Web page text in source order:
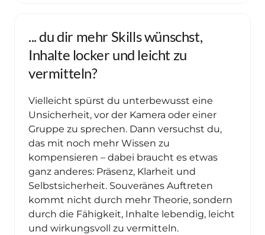
... du dir mehr Skills wünschst,
Inhalte locker und leicht zu
vermitteln?
Vielleicht spürst du unterbewusst eine
Unsicherheit, vor der Kamera oder einer
Gruppe zu sprechen. Dann versuchst du,
das mit noch mehr Wissen zu
kompensieren – dabei braucht es etwas
ganz anderes: Präsenz, Klarheit und
Selbstsicherheit. Souveränes Auftreten
kommt nicht durch mehr Theorie, sondern
durch die Fähigkeit, Inhalte lebendig, leicht
und wirkungsvoll zu vermitteln.